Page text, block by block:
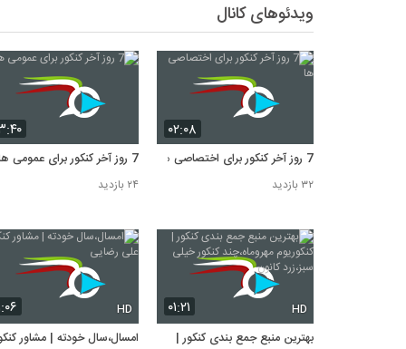
ویدئوهای کانال
۰۲:۰۸
7 روز آخر کنکور برای اختصاصی ها
۳۲ بازدید
7 روز آخر کنکور برای عمومی ها
۲۴ بازدید
۰۱:۲۱ HD
بهترین منبع جمع بندی کنکور |
HD
امسال،سال خودته | مشاور